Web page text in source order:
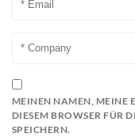
MEINEN NAMEN, MEINE
DIESEM BROWSER FÜR
SPEICHERN.